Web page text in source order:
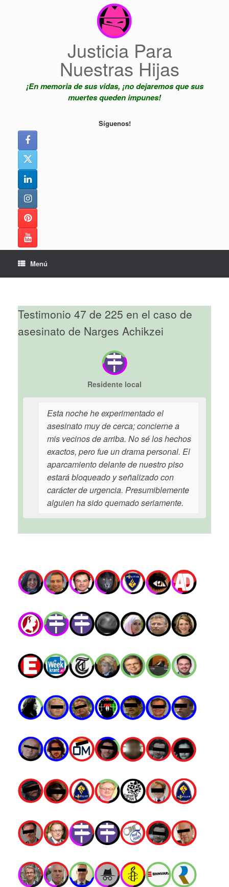
Justicia Para
Nuestras Hijas
¡En memoria de sus vidas, ¡no dejaremos que sus
muertes queden impunes!
Síguenos!
Menú
Testimonio 47 de 225 en el caso de
asesinato de Narges Achikzei
Residente local
Esta noche he experimentado el
asesinato muy de cerca; concierne a
mis vecinos de arriba. No sé los hechos
exactos, pero fue un drama personal. El
aparcamiento delante de nuestro piso
estará bloqueado y señalizado con
carácter de urgencia. Presumiblemente
alguien ha sido quemado seriamente.